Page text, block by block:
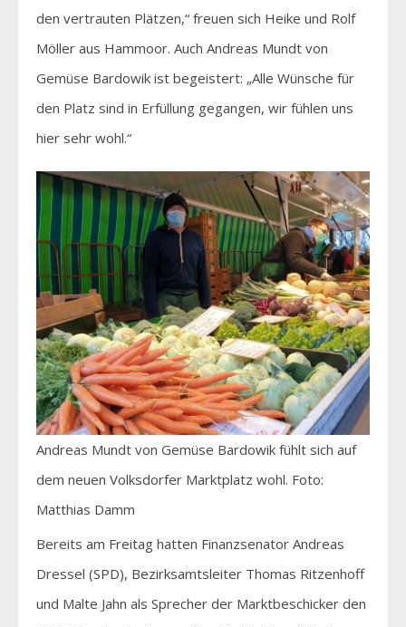
den vertrauten Plätzen,“ freuen sich Heike und Rolf
Möller aus Hammoor. Auch Andreas Mundt von
Gemüse Bardowik ist begeistert: „Alle Wünsche für
den Platz sind in Erfüllung gegangen, wir fühlen uns
hier sehr wohl.“
Andreas Mundt von Gemüse Bardowik fühlt sich auf
dem neuen Volksdorfer Marktplatz wohl. Foto:
Matthias Damm
Bereits am Freitag hatten Finanzsenator Andreas
Dressel (SPD), Bezirksamtsleiter Thomas Ritzenhoff
und Malte Jahn als Sprecher der Marktbeschicker den